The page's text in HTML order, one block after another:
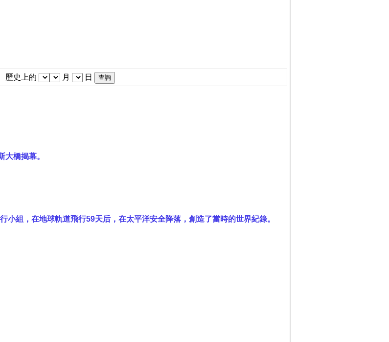
歷史上的 月 日
橋揭幕。
組，在地球軌道飛行59天后，在太平洋安全降落，創造了當時的世界紀錄。